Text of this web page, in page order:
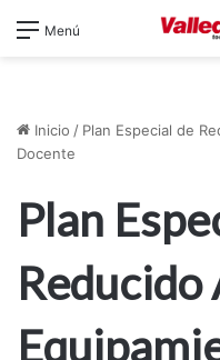
Menú
Inicio / Plan Especial de
Docente
Plan